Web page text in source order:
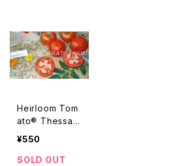
Heirloom Tom
ato® Thessalo
niki=Tessaloni
トマト・テサロニ
¥550
SOLD OUT